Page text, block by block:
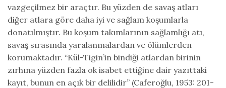
vazgeçilmez bir araçtır. Bu yüzden de savaş atları
diğer atlara göre daha iyi ve sağlam koşumlarla
donatılmıştır. Bu koşum takımlarının sağlamlığı atı,
savaş sırasında yaralanmalardan ve ölümlerden
korumaktadır. “Kül-Tigin’in bindiği atlardan birinin
zırhına yüzden fazla ok isabet ettiğine dair yazıttaki
kayıt, bunun en açık bir delilidir” (Caferoğlu, 1953: 201-